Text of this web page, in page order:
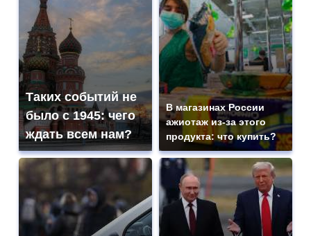
Таких событий не
было с 1945: чего
ждать всем нам?
В магазинах России
ажиотаж из-за этого
продукта: что купить?